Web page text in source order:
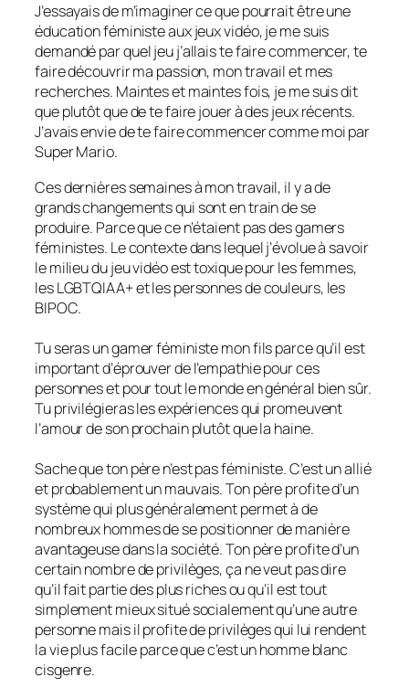
J’essayais de m’imaginer ce que pourrait être une
éducation féministe aux jeux vidéo, je me suis
demandé par quel jeu j’allais te faire commencer, te
faire découvrir ma passion, mon travail et mes
recherches. Maintes et maintes fois, je me suis dit
que plutôt que de te faire jouer à des jeux récents.
J’avais envie de te faire commencer comme moi par
Super Mario.
Ces dernières semaines à mon travail, il y a de
grands changements qui sont en train de se
produire. Parce que ce n’étaient pas des gamers
féministes. Le contexte dans lequel j’évolue à savoir
le milieu du jeu vidéo est toxique pour les femmes,
les LGBTQIAA+ et les personnes de couleurs, les
BIPOC.
Tu seras un gamer féministe mon fils parce qu’il est
important d’éprouver de l’empathie pour ces
personnes et pour tout le monde en général bien sûr.
Tu privilégieras les expériences qui promeuvent
l’amour de son prochain plutôt que la haine.
Sache que ton père n’est pas féministe. C’est un allié
et probablement un mauvais. Ton père profite d’un
système qui plus généralement permet à de
nombreux hommes de se positionner de manière
avantageuse dans la société. Ton père profite d’un
certain nombre de privilèges, ça ne veut pas dire
qu’il fait partie des plus riches ou qu’il est tout
simplement mieux situé socialement qu’une autre
personne mais il profite de privilèges qui lui rendent
la vie plus facile parce que c’est un homme blanc
cisgenre.